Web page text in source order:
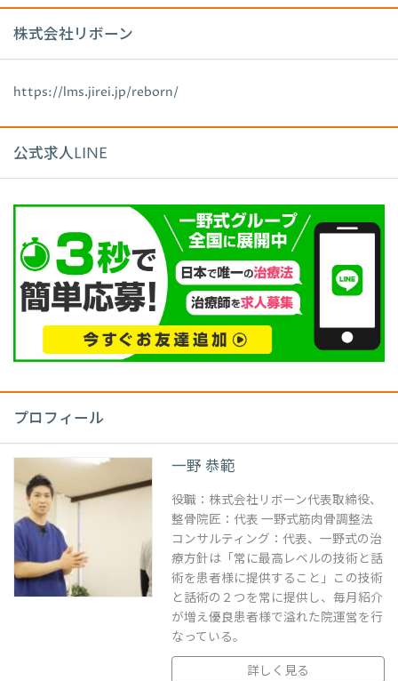
株式会社リボーン
https://lms.jirei.jp/reborn/
公式求人LINE
プロフィール
一野 恭範
役職：株式会社リボーン代表取締役、
整骨院匠：代表 一野式筋肉骨調整法
コンサルティング：代表、一野式の治
療方針は「常に最高レベルの技術と話
術を患者様に提供すること」この技術
と話術の２つを常に提供し、毎月紹介
が増え優良患者様で溢れた院運営を行
なっている。
詳しく見る